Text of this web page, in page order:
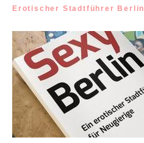
Erotischer Stadtführer Berlin